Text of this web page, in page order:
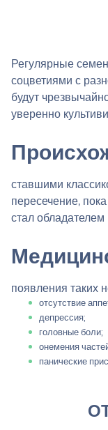
Регулярные
соцветиями с
будут
уверенно
ставшими
пересечение,
стал
появления таких
отсутствие
депрессия;
головные боли;
онемения
панические